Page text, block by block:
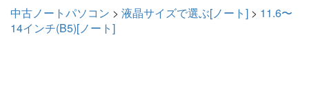
中古ノートパソコン > 液晶サイズで選ぶ[ノート] > 11.6〜
14インチ(B5)[ノート]